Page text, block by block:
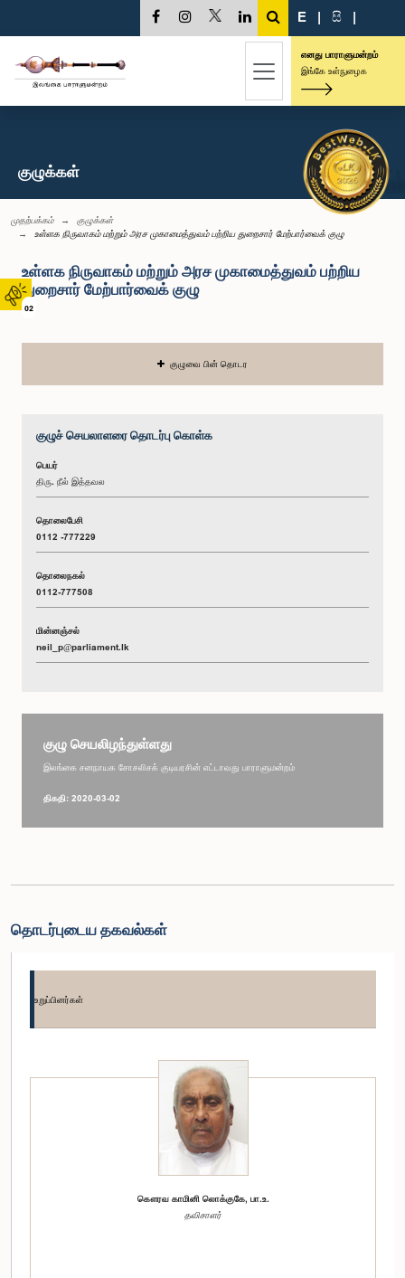
02
E | සි |
எனது பாராளுமன்றம்
இங்கே உள்நுழைக
குழுக்கள்
முதற்பக்கம்
குழுக்கள்
உள்ளக நிருவாகம் மற்றும் அரச முகாமைத்துவம் பற்றிய துறைசார் மேற்பார்வைக் குழு
உள்ளக நிருவாகம் மற்றும் அரச முகாமைத்துவம் பற்றிய
துறைசார் மேற்பார்வைக் குழு
குழுவை பின் தொடர
குழுச் செயலாளரை தொடர்பு கொள்க
பெயர்
திரு. நீல் இத்தவல
தொலைபேசி
0112 -777229
தொலைநகல்
0112-777508
மின்னஞ்சல்
neil_p@parliament.lk
குழு செயலிழந்துள்ளது
இலங்கை சனநாயக சோசலிசக் குடியரசின் எட்டாவது பாராளுமன்றம்
திகதி: 2020-03-02
தொடர்புடைய தகவல்கள்
உறுப்பினர்கள்
கௌரவ காமினி லொக்குகே, பா.உ.
தவிசாளர்